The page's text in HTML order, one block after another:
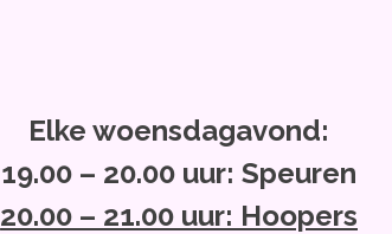
Elke woensdagavond:
19.00 – 20.00 uur: Speuren
20.00 – 21.00 uur: Hoopers